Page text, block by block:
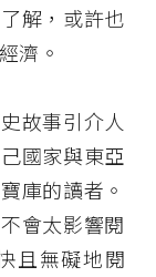
解，或許也
濟。
故事引介人
國家與東亞
庫的讀者。
會太影響閱
且無礙地閱